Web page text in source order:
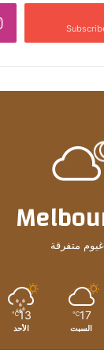
غيوم متفرقة
17
℃
السبت
13
℃
الأحد